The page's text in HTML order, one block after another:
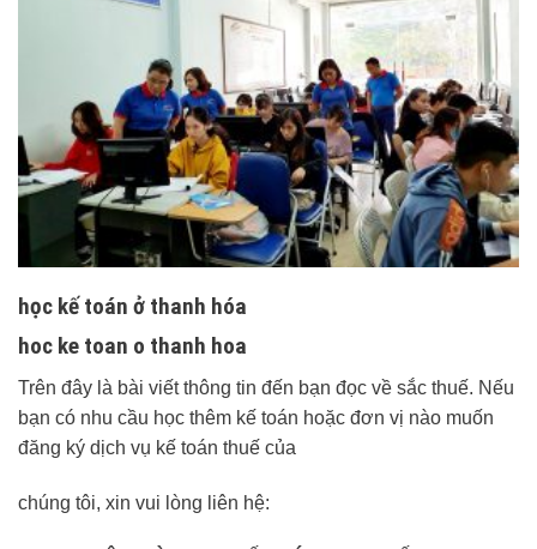
học kế toán ở thanh hóa
hoc ke toan o thanh hoa
Trên đây là bài viết thông tin đến bạn đọc về sắc thuế. Nếu
bạn có nhu cầu học thêm kế toán hoặc đơn vị nào muốn
đăng ký dịch vụ kế toán thuế của
chúng tôi, xin vui lòng liên hệ: